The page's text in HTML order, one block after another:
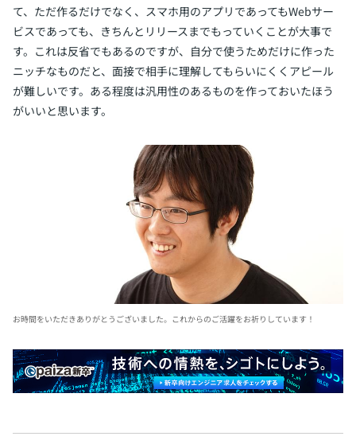
て、ただ作るだけでなく、スマホ用のアプリであってもWebサー
ビスであっても、きちんとリリースまでもっていくことが大事で
す。これは反省でもあるのですが、自分で使うためだけに作った
ニッチなものだと、面接で相手に理解してもらいにくくアピール
が難しいです。ある程度は汎用性のあるものを作っておいたほう
がいいと思います。
お時間をいただきありがとうございました。これからのご活躍をお祈りしています！